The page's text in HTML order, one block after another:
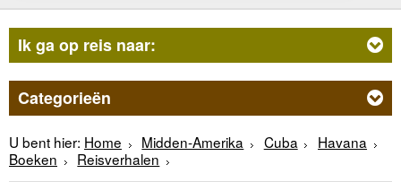
Ik ga op reis naar:
Categorieën
U bent hier: Home Midden-Amerika Cuba
Havana
Boeken
Reisverhalen